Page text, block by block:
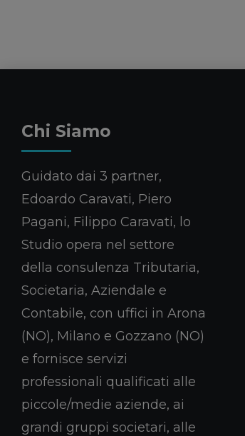
Chi Siamo
Guidato dai 3 partner,
Edoardo Caravati, Piero
Pagani, Filippo Caravati, lo
Studio opera nel settore
della consulenza Tributaria,
Societaria, Aziendale e
Contabile, con uffici in Arona
(NO), Milano e Gozzano (NO)
e fornisce servizi
professionali qualificati alle
piccole/medie aziende, ai
grandi gruppi societari, alle